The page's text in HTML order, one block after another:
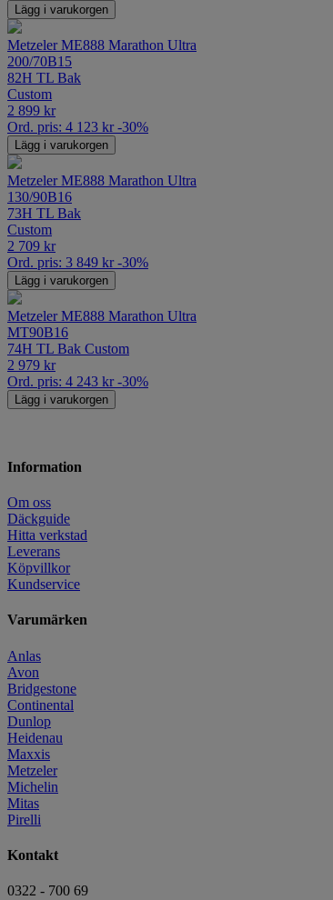
Lägg i varukorgen
Metzeler ME888 Marathon Ultra
200/70B15
82H TL Bak
Custom
2 899 kr
Ord. pris: 4 123 kr -30%
Lägg i varukorgen
Metzeler ME888 Marathon Ultra
130/90B16
73H TL Bak
Custom
2 709 kr
Ord. pris: 3 849 kr -30%
Lägg i varukorgen
Metzeler ME888 Marathon Ultra
MT90B16
74H TL Bak Custom
2 979 kr
Ord. pris: 4 243 kr -30%
Lägg i varukorgen
Information
Om oss
Däckguide
Hitta verkstad
Leverans
Köpvillkor
Kundservice
Varumärken
Anlas
Avon
Bridgestone
Continental
Dunlop
Heidenau
Maxxis
Metzeler
Michelin
Mitas
Pirelli
Kontakt
0322 - 700 69